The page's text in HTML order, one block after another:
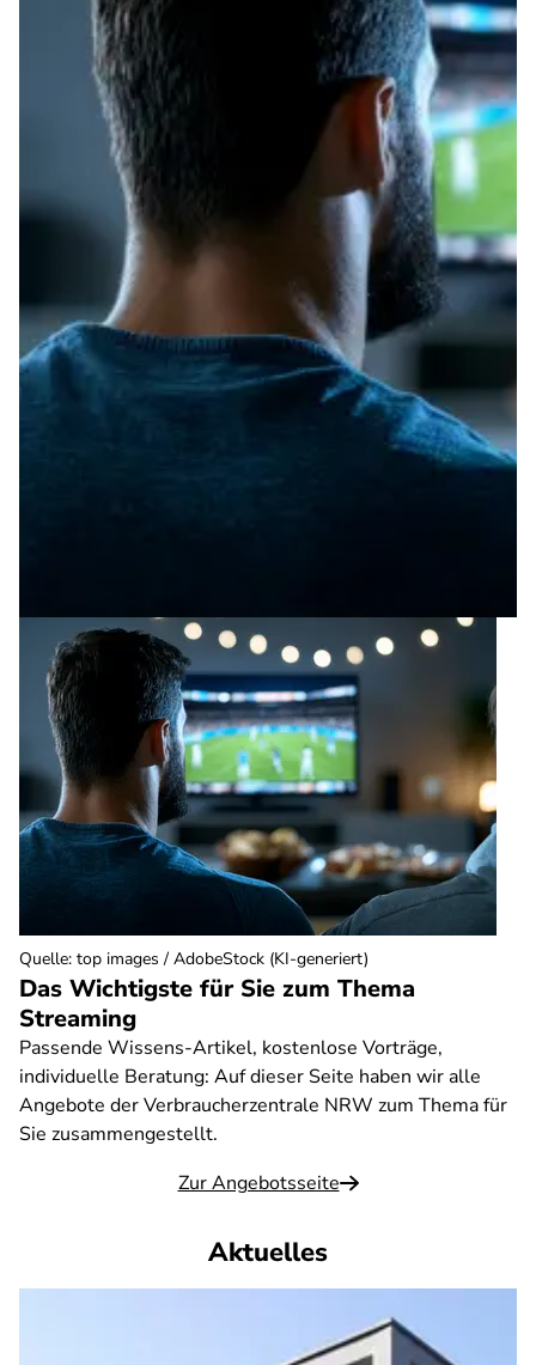
Das Wichtigste für Sie zum Thema
Streaming
Passende Wissens-Artikel, kostenlose Vorträge,
individuelle Beratung: Auf dieser Seite haben wir alle
Angebote der Verbraucherzentrale NRW zum Thema für
Sie zusammengestellt.
Zur Angebotsseite
Quelle: top images / AdobeStock (KI-generiert)
Aktuelles